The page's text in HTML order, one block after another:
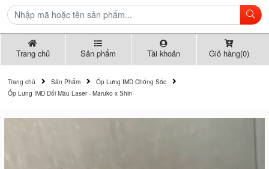
Trang chủ Sản phẩm Tài khoản Giỏ hàng(0)
Trang chủ Sản Phẩm
Ốp Lưng IMD Chống Sốc
Ốp Lưng IMD Đổi Màu Laser - Maruko x Shin